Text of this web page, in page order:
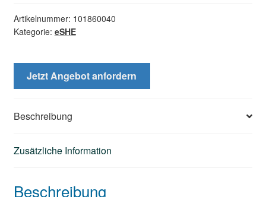
Artikelnummer: 101860040
Kategorie: eSHE
Jetzt Angebot anfordern
Beschreibung
Zusätzliche Information
Beschreibung